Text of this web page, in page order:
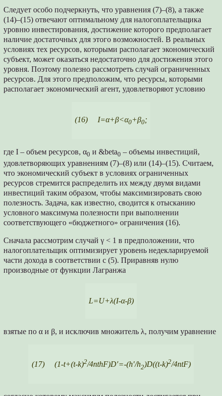
Следует особо подчеркнуть, что уравнения (7)–(8), а также
(14)–(15) отвечают оптимальному для налогоплательщика
уровню инвестирования, достижение которого предполагает
наличие достаточных для этого возможностей. В реальных
условиях тех ресурсов, которыми располагает экономический
субъект, может оказаться недостаточно для достижения этого
уровня. Поэтому полезно рассмотреть случай ограниченных
ресурсов. Для этого предположим, что ресурсы, которыми
располагает экономический агент, удовлетворяют условию
(16) I=α+β<α0+β0;
где I – объем ресурсов, α0 и &beta0 – объемы инвестиций,
удовлетворяющих уравнениям (7)–(8) или (14)–(15). Считаем,
что экономический субъект в условиях ограниченных
ресурсов стремится распределить их между двумя видами
инвестиций таким образом, чтобы максимизировать свою
полезность. Задача, как известно, сводится к отысканию
условного максимума полезности при выполнении
соответствующего «бюджетного» ограничения (16).
Сначала рассмотрим случай γ < 1 в предположении, что
налогоплательщик оптимизирует уровень недекларируемой
части дохода в соответствии с (5). Приравняв нулю
производные от функции Лагранжа
L=U+λ(I-α-β)
взятые по α и β, и исключив множитель λ, получим уравнение
(17) (1-t+(t-k)2/4nthF)D′=-(h′/h2)D((t-k)2/4ntF)